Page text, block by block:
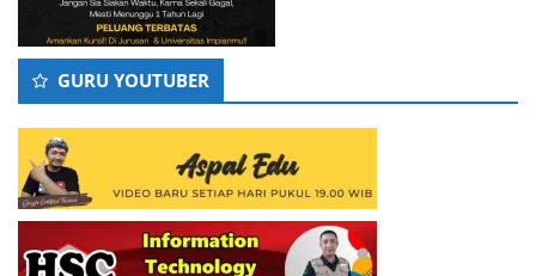
GURU YOUTUBER